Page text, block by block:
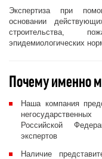
Экспертиза при
основании
строительства,
эпидемиологических
Почему именно
Наша компания
Российской
экспертов
Наличие